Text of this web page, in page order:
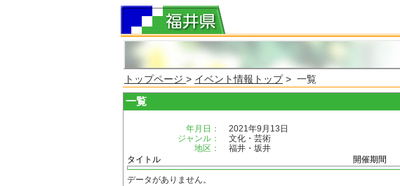
トップページ > イベント情報トップ> 一覧
一覧
年月日：
2021年9月13日
ジャンル：
文化・芸術
地区：
福井・坂井
タイトル
開催期間
データがありません。